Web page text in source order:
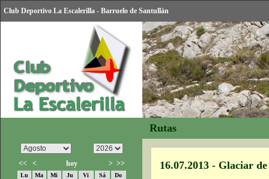
Club Deportivo La Escalerilla - Barruelo de Santullán
Rutas
<< < hoy > >>
Lu Ma Mi Ju Vi Sá Do
16.07.2013 - Glaciar